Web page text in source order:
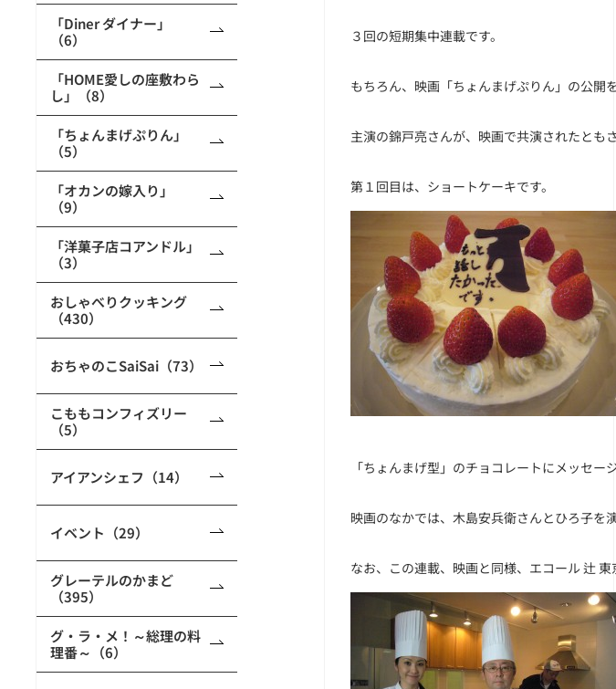
「Diner ダイナー」
（6）
「HOME愛しの座敷わら
し」（8）
「ちょんまげぷりん」
（5）
「オカンの嫁入り」
（9）
「洋菓子店コアンドル」
（3）
おしゃべりクッキング
（430）
おちゃのこSaiSai（73）
こももコンフィズリー
（5）
アイアンシェフ（14）
イベント（29）
グレーテルのかまど
（395）
グ・ラ・メ！～総理の料
理番～（6）
３回の短期集中連載です。
もちろん、映画「ちょんまげぷりん」の公開
主演の錦戸亮さんが、映画で共演されたとも
第１回目は、ショートケーキです。
「ちょんまげ型」のチョコレートにメッセージ
映画のなかでは、木島安兵衛さんとひろ子を
なお、この連載、映画と同様、エコール 辻